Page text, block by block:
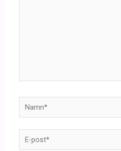
Namn*
E-
post*